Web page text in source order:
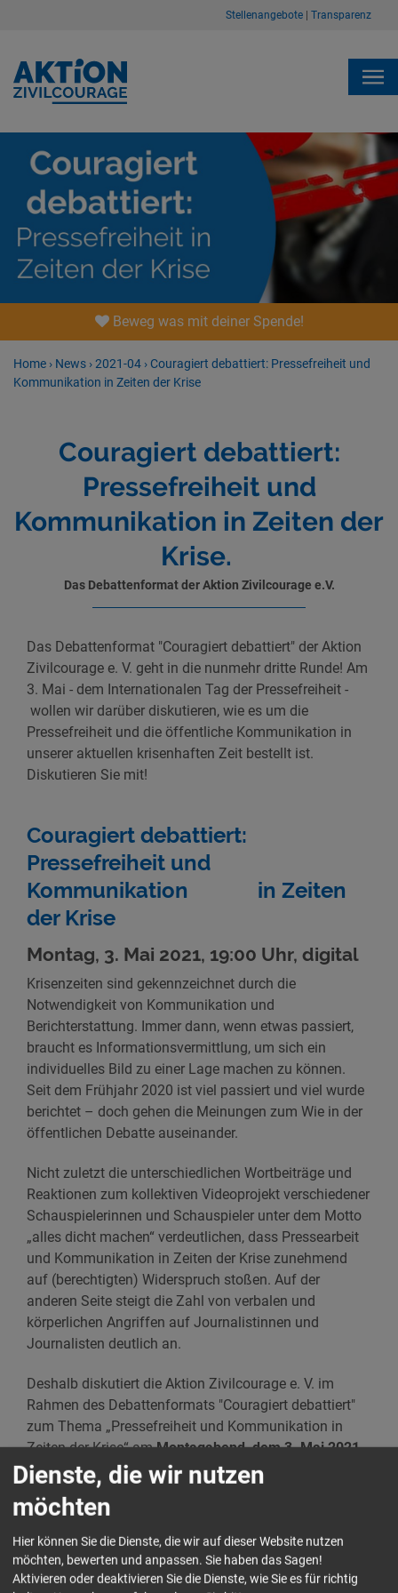
Stellenangebote Transparenz
Beweg was mit deiner Spende!
Home › News ›2021-04 › Couragiert debattiert: Pressefreiheit und
Kommunikation in Zeiten der Krise
Couragiert debattiert:
Pressefreiheit und
Kommunikation in Zeiten der
Krise.
Das Debattenformat der Aktion Zivilcourage e.V.
Das Debattenformat "Couragiert debattiert" der Aktion
Zivilcourage e. V. geht in die nunmehr dritte Runde! Am
3. Mai - dem Internationalen Tag der Pressefreiheit -
wollen wir darüber diskutieren, wie es um die
Pressefreiheit und die öffentliche Kommunikation in
unserer aktuellen krisenhaften Zeit bestellt ist.
Diskutieren Sie mit!
Couragiert debattiert:
Pressefreiheit und
Kommunikation in Zeiten
der Krise
Montag, 3. Mai 2021, 19:00 Uhr, digital
Krisenzeiten sind gekennzeichnet durch die
Notwendigkeit von Kommunikation und
Berichterstattung. Immer dann, wenn etwas passiert,
braucht es Informationsvermittlung, um sich ein
individuelles Bild zu einer Lage machen zu können.
Seit dem Frühjahr 2020 ist viel passiert und viel wurde
berichtet – doch gehen die Meinungen zum Wie in der
öffentlichen Debatte auseinander.
Nicht zuletzt die unterschiedlichen Wortbeiträge und
Reaktionen zum kollektiven Videoprojekt verschiedener
Schauspielerinnen und Schauspieler unter dem Motto
„alles dicht machen“ verdeutlichen, dass Pressearbeit
und Kommunikation in Zeiten der Krise zunehmend
auf (berechtigten) Widerspruch stoßen. Auf der
anderen Seite steigt die Zahl von verbalen und
körperlichen Angriffen auf Journalistinnen und
Journalisten deutlich an.
Deshalb diskutiert die Aktion Zivilcourage e. V. im
Rahmen des Debattenformats "Couragiert debattiert"
zum Thema „Pressefreiheit und Kommunikation in
Zeiten der Krise“ amMontagabend, dem 3. Mai 2021,
ab 19:00 Uhr , mit den geladenen Gästen:
- Cornelius Pollmer, Ostdeutschlandkorrespondent der
- Michael Bartsch, Journalist der TAZ, der DNN und des
Dienste, die wir nutzen
möchten
Hier können Sie die Dienste, die wir auf dieser Website nutzen
möchten, bewerten und anpassen. Sie haben das Sagen!
Aktivieren oder deaktivieren Sie die Dienste, wie Sie es für richtig